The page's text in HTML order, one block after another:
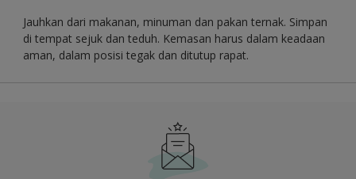
Jauhkan dari makanan, minuman dan pakan ternak. Simpan
di tempat sejuk dan teduh. Kemasan harus dalam keadaan
aman, dalam posisi tegak dan ditutup rapat.